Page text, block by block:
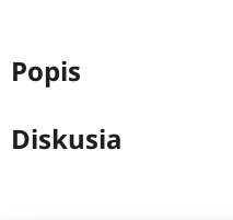
Popis
Diskusia